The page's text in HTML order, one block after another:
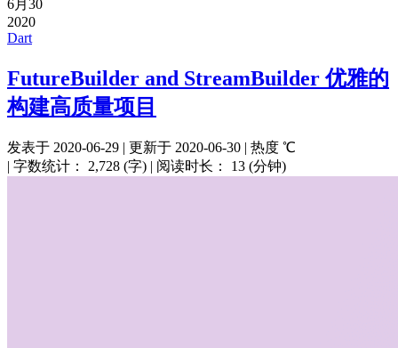
6月30
2020
Dart
FutureBuilder and StreamBuilder 优雅的
构建高质量项目
发表于 2020-06-29 | 更新于 2020-06-30 | 热度 ℃
| 字数统计： 2,728 (字) | 阅读时长： 13 (分钟)